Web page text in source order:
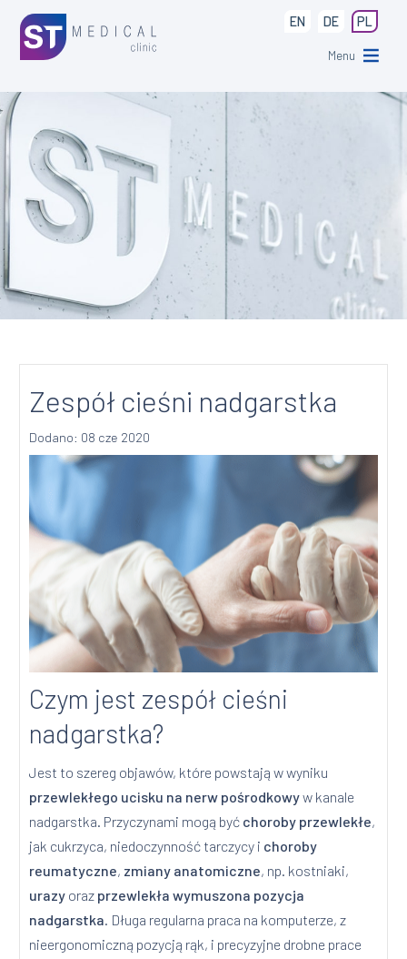
EN DE PL
Menu
Zespół cieśni nadgarstka
Dodano: 08 cze 2020
Czym jest zespół cieśni
nadgarstka?
Jest to szereg objawów, które powstają w wyniku
przewlekłego ucisku na nerw pośrodkowyw kanale
nadgarstka. Przyczynami mogą być choroby przewlekłe,
jak cukrzyca, niedoczynność tarczycy i choroby
reumatyczne, zmiany anatomiczne, np. kostniaki,
urazy oraz przewlekła wymuszona pozycja
nadgarstka. Długa regularna praca na komputerze, z
nieergonomiczną pozycją rąk, i precyzyjne drobne prace